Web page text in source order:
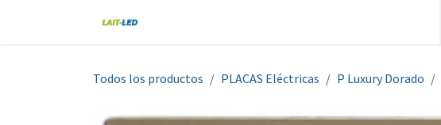
Todos los productos PLACAS Eléctricas P Luxury Dorado